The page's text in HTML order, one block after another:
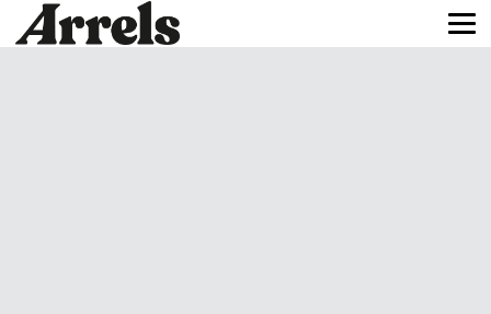
Arrels